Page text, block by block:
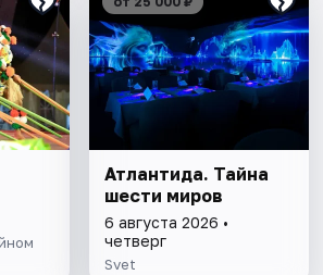
Атлантида. Тайна
шести миров
6 августа 2026 •
четверг
Svet